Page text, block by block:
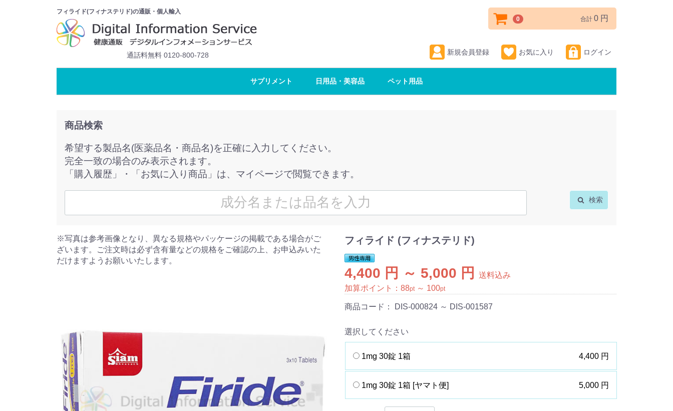
フィライド(フィナステリド)の通販・個人輸入
通話料無料 0120-800-728 新規会員登録 お気に入り ログイン
0 合計 0 円
サプリメント 日用品・美容品 ペット用品
商品検索
希望する製品名(医薬品名・商品名)を正確に入力してください。
完全一致の場合のみ表示されます。
「購入履歴」・「お気に入り商品」は、マイページで閲覧できます。
検索
※写真は参考画像となり、異なる規格やパッケージの掲載である場合がご
ざいます。ご注文時は必ず含有量などの規格をご確認の上、お申込みいた
だけますようお願いいたします。
フィライド (フィナステリド)
4,400 円 ～ 5,000 円
送料込み
加算ポイント： 88pt ～ 100pt
商品コード： DIS-000824 ～ DIS-001587
選択してください
1mg 30錠 1箱 4,400 円
1mg 30錠 1箱 [ヤマト便] 5,000 円